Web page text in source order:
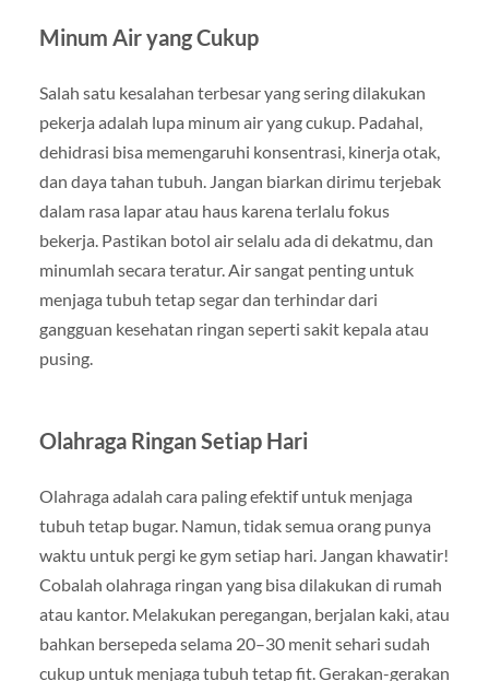
Minum Air yang Cukup
Salah satu kesalahan terbesar yang sering dilakukan
pekerja adalah lupa minum air yang cukup. Padahal,
dehidrasi bisa memengaruhi konsentrasi, kinerja otak,
dan daya tahan tubuh. Jangan biarkan dirimu terjebak
dalam rasa lapar atau haus karena terlalu fokus
bekerja. Pastikan botol air selalu ada di dekatmu, dan
minumlah secara teratur. Air sangat penting untuk
menjaga tubuh tetap segar dan terhindar dari
gangguan kesehatan ringan seperti sakit kepala atau
pusing.
Olahraga Ringan Setiap Hari
Olahraga adalah cara paling efektif untuk menjaga
tubuh tetap bugar. Namun, tidak semua orang punya
waktu untuk pergi ke gym setiap hari. Jangan khawatir!
Cobalah olahraga ringan yang bisa dilakukan di rumah
atau kantor. Melakukan peregangan, berjalan kaki, atau
bahkan bersepeda selama 20–30 menit sehari sudah
cukup untuk menjaga tubuh tetap fit. Gerakan-gerakan